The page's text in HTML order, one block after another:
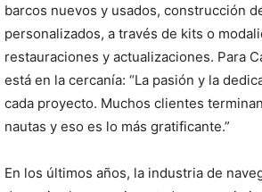
barcos nuevos y usados, construcción
personalizados, a través de kits o
restauraciones y actualizaciones. Para
está en la cercanía: “La pasión y la
cada proyecto. Muchos clientes
nautas y eso es lo más gratificante.”
En los últimos años, la industria de